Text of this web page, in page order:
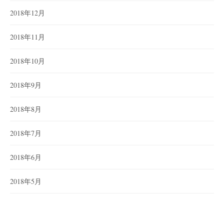
2018年12月
2018年11月
2018年10月
2018年9月
2018年8月
2018年7月
2018年6月
2018年5月